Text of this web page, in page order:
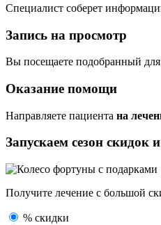
Cпециалист соберет
Запись на просмотр
Вы посещаете подобранный для
Оказание помощи
Направляете пациента на
Запускаем сезон скидок
Получите лечение с большой
% скидки